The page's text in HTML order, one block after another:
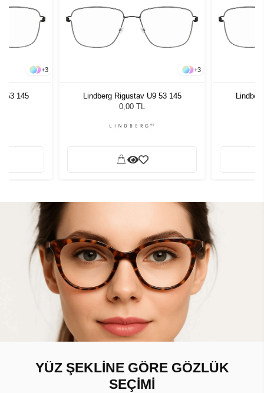
+3
53 145
+3
Lindberg Rigustav U9 53 145
0,00 TL
YÜZ ŞEKLİNE GÖRE GÖZLÜK
SEÇİMİ